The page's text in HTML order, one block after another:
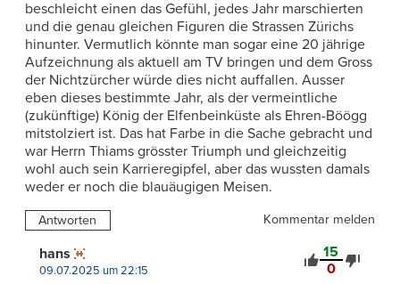
beschleicht einen das Gefühl, jedes Jahr marschierten
und die genau gleichen Figuren die Strassen Zürichs
hinunter. Vermutlich könnte man sogar eine 20 jährige
Aufzeichnung als aktuell am TV bringen und dem Gross
der Nichtzürcher würde dies nicht auffallen. Ausser
eben dieses bestimmte Jahr, als der vermeintliche
(zukünftige) König der Elfenbeinküste als Ehren-Böögg
mitstolziert ist. Das hat Farbe in die Sache gebracht und
war Herrn Thiams grösster Triumph und gleichzeitig
wohl auch sein Karrieregipfel, aber das wussten damals
weder er noch die blauäugigen Meisen.
Antworten Kommentar melden
15
0
hans
09.07.2025 um 22:15